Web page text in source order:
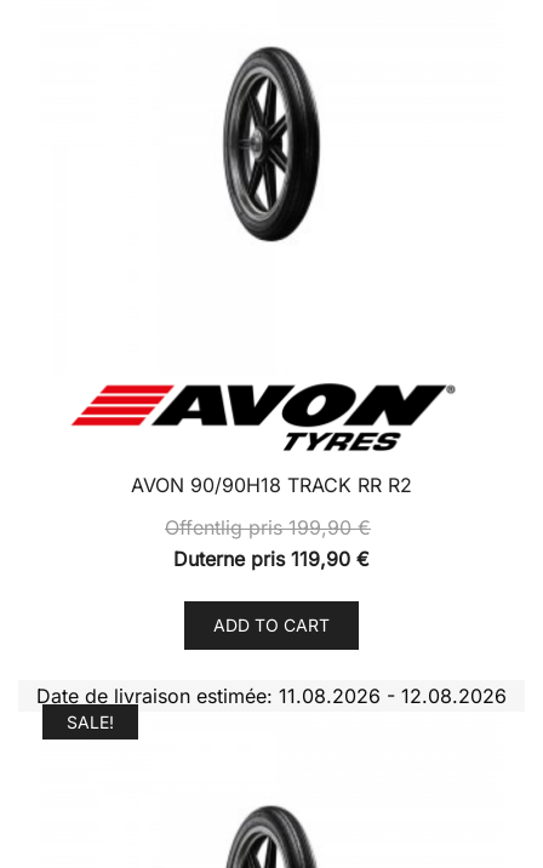
AVON 90/90H18 TRACK RR R2
Offentlig pris199,90€
Duterne pris 119,90 €
ADD TO CART
Date de livraison estimée: 11.08.2026 - 12.08.2026
SALE!